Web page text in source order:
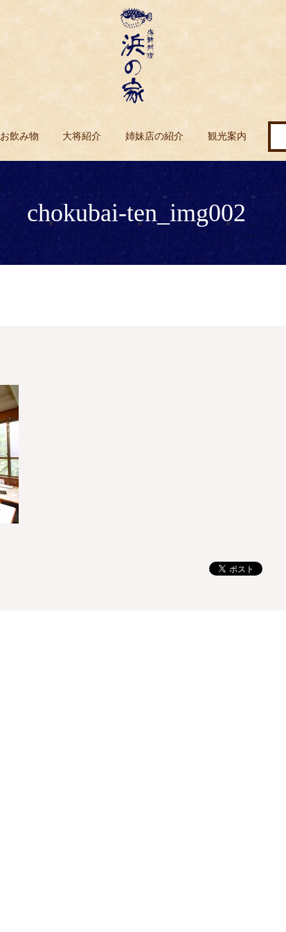
お飲み物 大将紹介 姉妹店の紹介 観光案内
chokubai-ten_img002